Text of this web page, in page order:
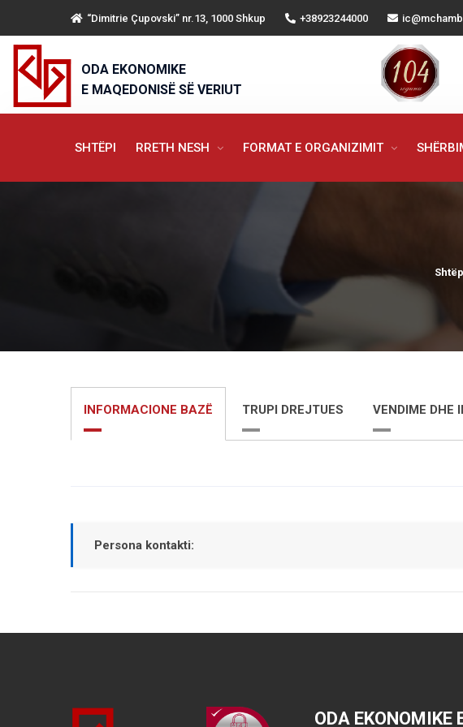
“Dimitrie Çupovski” nr.13, 1000 Shkup +38923244000
ODA EKONOMIKE
E MAQEDONISË SË VERIUT
SHTËPI RRETH NESH FORMAT E ORGANIZIMIT
INFORMACIONE BAZË TRUPI DREJTUES VENDIME DHE
Persona kontakti:
ODA EKONOMIKE